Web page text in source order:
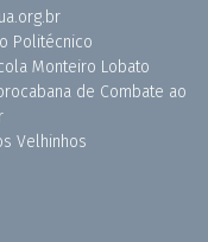
Politécnico
Monteiro Lobato
de Combate ao
Velhinhos